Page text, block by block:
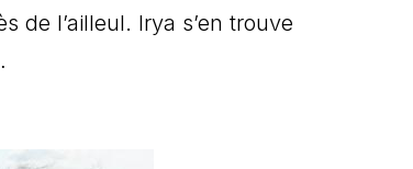
de l’ailleul. Irya s’en trouve